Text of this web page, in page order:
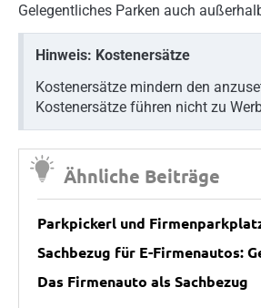
Gelegentliches Parken auch
Hinweis: Kostenersätze
Kostenersätze mindern den
Kostenersätze führen nicht zu
Ähnliche Beiträge
Parkpickerl und
Sachbezug für E-Firmenautos:
Das Firmenauto als Sachbezug